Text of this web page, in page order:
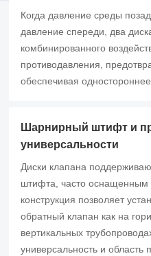
Когда давление среды
давление спереди, два
комбинированного
противодавления,
обеспечивая
Шарнирный штифт и
универсальности
Диски клапана
штифта, часто оснащенным
конструкция позволяет
обратный клапан как на
вертикальных
универсальность и область